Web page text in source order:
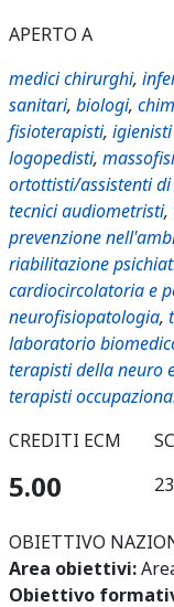
APERTO A
medici chirurghi,
sanitari, biologi,
fisioterapisti,
logopedisti,
ortottisti/assistenti
tecnici audiometristi,
prevenzione
riabilitazione
cardiocircolatoria e
neurofisiopatologia,
laboratorio
terapisti della neuro
terapisti
CREDITI ECM
5.00
OBIETTIVO
Area obiettivi:
Obiettivo